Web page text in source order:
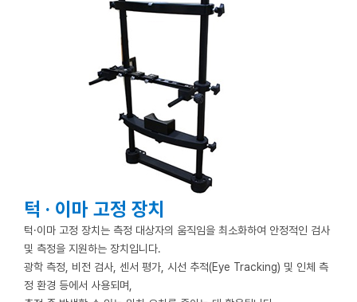
턱 · 이마 고정 장치
턱·이마 고정 장치는 측정 대상자의 움직임을 최소화하여 안정적인 검사
및 측정을 지원하는 장치입니다.
광학 측정, 비전 검사, 센서 평가, 시선 추적(Eye Tracking) 및 인체 측
정 환경 등에서 사용되며,